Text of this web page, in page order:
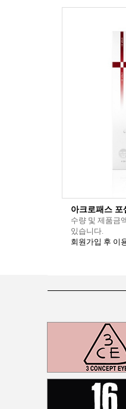
아크로패스 포
수량 및 제품금
있습니다.
회원가입 후 이